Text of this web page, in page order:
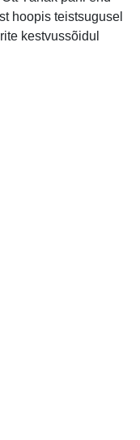
hoopis teistsugusel
kestvussõidul